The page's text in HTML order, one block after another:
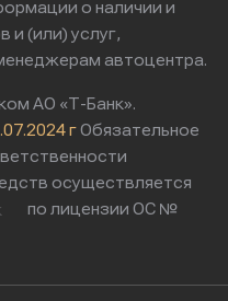
о наличии и
и (или) услуг,
автоцентра.
АО «Т-Банк».
гОбязательное
осуществляется
по лицензии ОС №